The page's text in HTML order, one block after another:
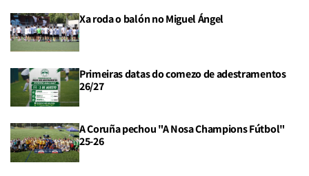
Xa roda o balón no Miguel Ángel
Primeiras datas do comezo de adestramentos
26/27
A Coruña pechou "A Nosa Champions Fútbol"
25-26